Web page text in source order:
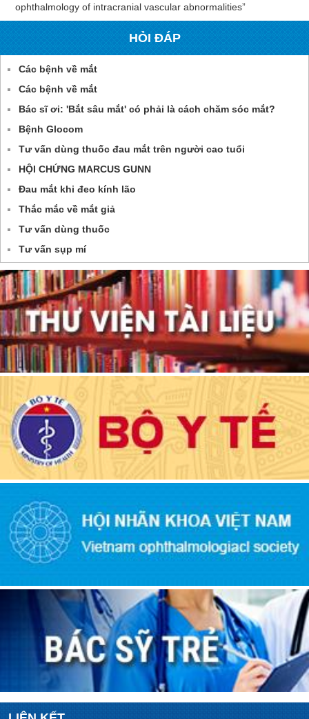
ophthalmology of intracranial vascular abnormalities”
HỎI ĐÁP
Các bệnh về mắt
Các bệnh về mắt
Bác sĩ ơi: 'Bắt sâu mắt' có phải là cách chăm sóc mắt?
Bệnh Glocom
Tư vấn dùng thuốc đau mắt trên người cao tuổi
HỘI CHỨNG MARCUS GUNN
Đau mắt khi đeo kính lão
Thắc mắc về mắt giả
Tư vấn dùng thuốc
Tư vấn sụp mí